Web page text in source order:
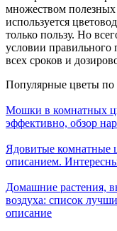
множеством
используется
только пользу. Но
условии правильного
всех сроков и
Популярные цветы по
Мошки в комнатных
эффективно, обзор
Ядовитые комнатные
описанием.
Домашние растения,
воздуха: список
описание